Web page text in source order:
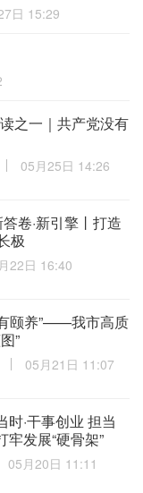
日 15:29
之一｜共产党没有
05月25日 14:26
卷·新引擎丨打造
极
22日 16:40
颐养”——我市高质
”
05月21日 11:07
时·干事创业 担当
牢发展“硬骨架”
05月20日 11:11